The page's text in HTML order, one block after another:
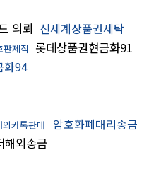
의뢰 신세계상품권세탁
판제작 롯데상품권현금화91
화94
외카톡판매 암호화폐대리송금
해외송금